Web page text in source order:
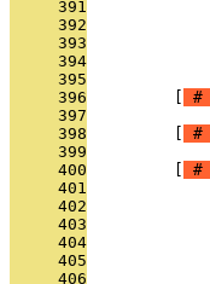
     391
     392
     393
     394
     395
     396
#
     397
     398
#
     399
     400
#
     401
     402
     403
     404
     405
     406